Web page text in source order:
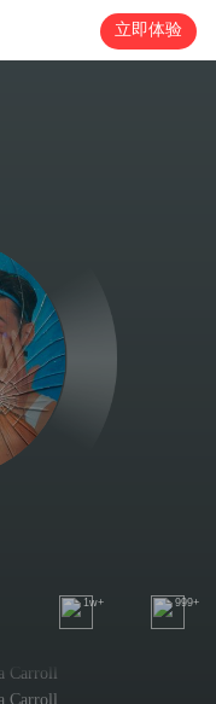
立即体验
1w+ 999+
Carroll
Carroll